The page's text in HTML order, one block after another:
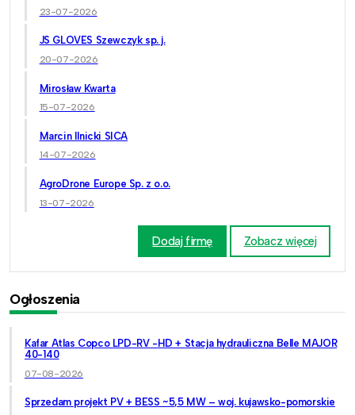
23-07-2026
JS GLOVES Szewczyk sp. j.
20-07-2026
Mirosław Kwarta
15-07-2026
Marcin Ilnicki SICA
14-07-2026
AgroDrone Europe Sp. z o.o.
13-07-2026
Dodaj firmę Zobacz więcej
Ogłoszenia
Kafar Atlas Copco LPD-RV -HD + Stacja hydrauliczna Belle MAJOR
40-140
07-08-2026
Sprzedam projekt PV + BESS ~5,5 MW – woj. kujawsko-pomorskie